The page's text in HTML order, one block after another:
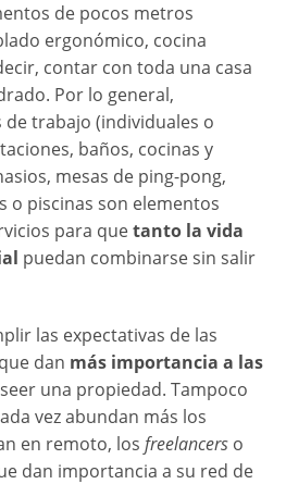
de pocos metros
ergonómico, cocina
contar con toda una casa
Por lo general,
trabajo (individuales o
baños, cocinas y
mesas de ping-pong,
o piscinas son elementos
para quetanto la vida
puedan combinarse sin salir
las expectativas de las
dan más importancia a las
una propiedad. Tampoco
vez abundan más los
en remoto, los freelancers o
dan importancia a su red de